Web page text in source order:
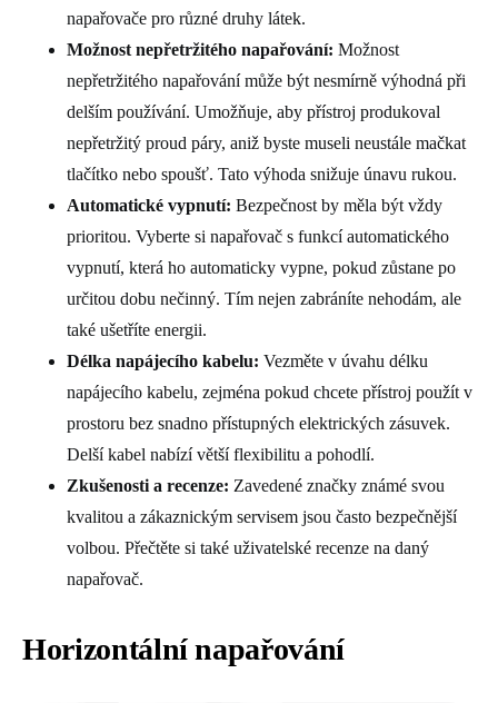
napařovače pro různé druhy látek.
Možnost nepřetržitého napařování: Možnost
nepřetržitého napařování může být nesmírně výhodná při
delším používání. Umožňuje, aby přístroj produkoval
nepřetržitý proud páry, aniž byste museli neustále mačkat
tlačítko nebo spoušť. Tato výhoda snižuje únavu rukou.
Automatické vypnutí: Bezpečnost by měla být vždy
prioritou. Vyberte si napařovač s funkcí automatického
vypnutí, která ho automaticky vypne, pokud zůstane po
určitou dobu nečinný. Tím nejen zabráníte nehodám, ale
také ušetříte energii.
Délka napájecího kabelu: Vezměte v úvahu délku
napájecího kabelu, zejména pokud chcete přístroj použít v
prostoru bez snadno přístupných elektrických zásuvek.
Delší kabel nabízí větší flexibilitu a pohodlí.
Zkušenosti a recenze: Zavedené značky známé svou
kvalitou a zákaznickým servisem jsou často bezpečnější
volbou. Přečtěte si také uživatelské recenze na daný
napařovač.
Horizontální napařování